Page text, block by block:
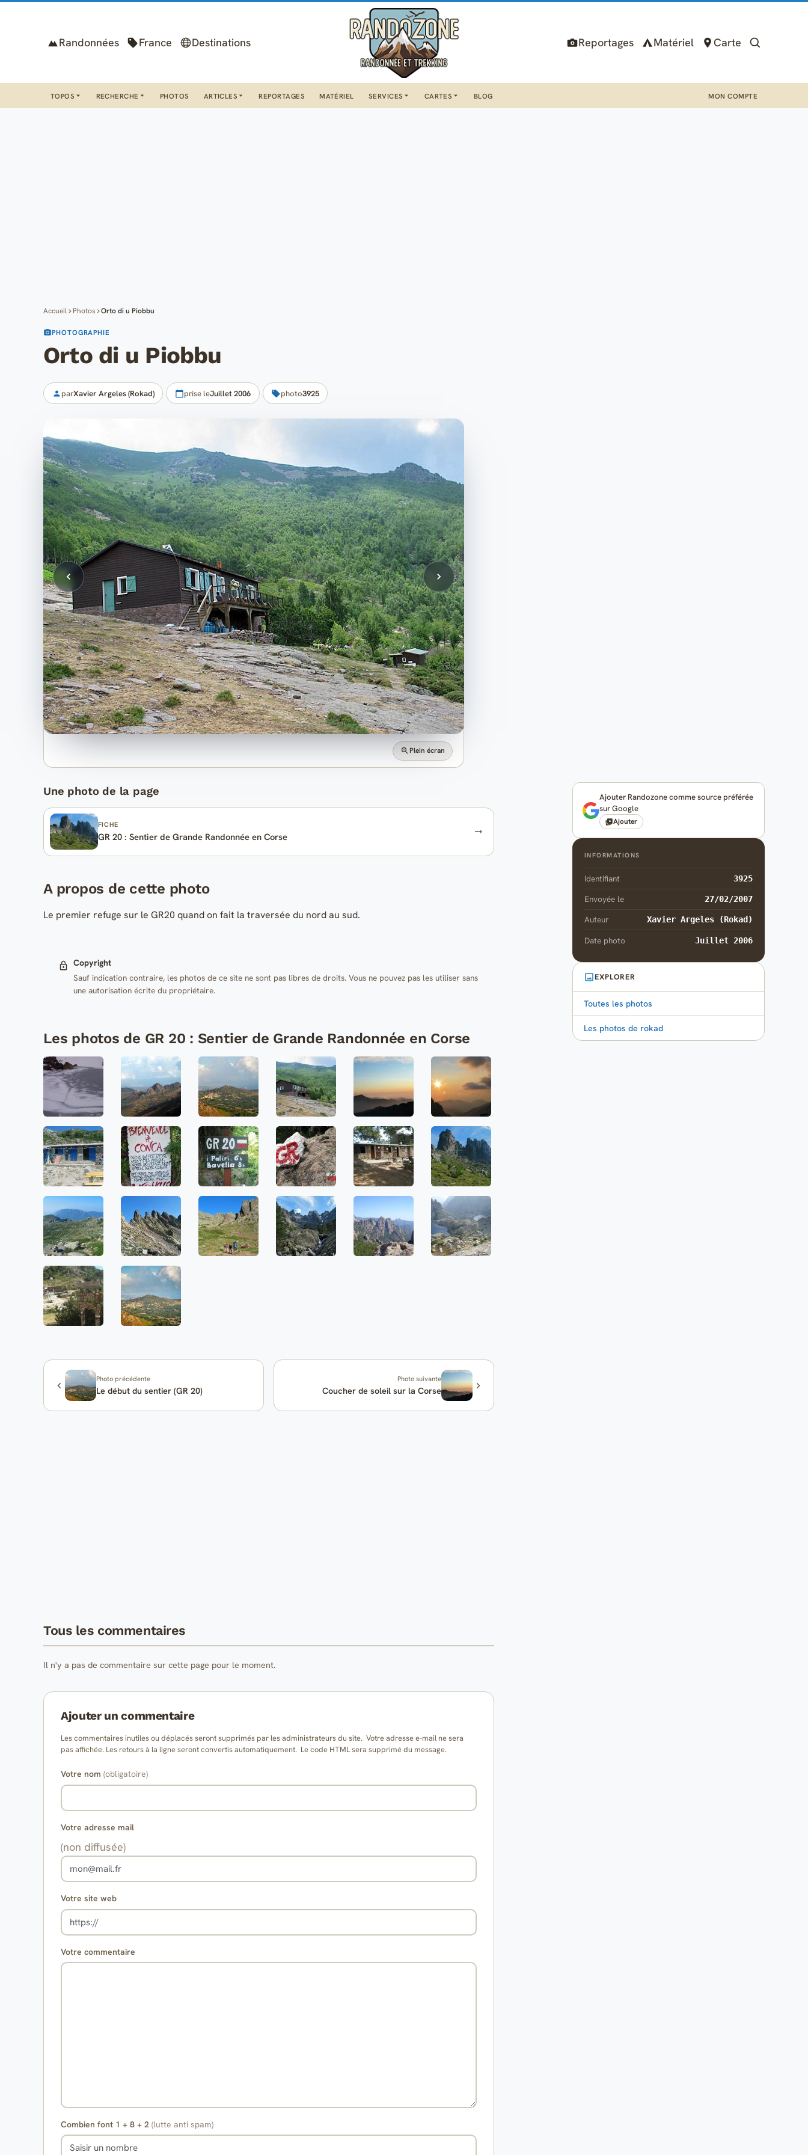
Randonnées France Destinations Reportages Matériel Carte
TOPOS RECHERCHE PHOTOS ARTICLES REPORTAGES MATÉRIEL SERVICES CARTES BLOG MON COMPTE
Accueil Photos Orto di u Piobbu
PHOTOGRAPHIE
Orto di u Piobbu
parXavier Argeles (Rokad) prise leJuillet 2006 photo3925
Plein écran
Une photo de la page
FICHE
GR 20 : Sentier de Grande Randonnée en Corse
A propos de cette photo
Le premier refuge sur le GR20 quand on fait la traversée du nord au sud.
Copyright
Sauf indication contraire, les photos de ce site ne sont pas libres de droits. Vous ne pouvez pas les utiliser sans
une autorisation écrite du propriétaire.
Les photos de GR 20 : Sentier de Grande Randonnée en Corse
Photo précédente
Le début du sentier (GR 20)
Photo suivante
Coucher de soleil sur la Corse
Tous les commentaires
Il n'y a pas de commentaire sur cette page pour le moment.
Ajouter un commentaire
Les commentaires inutiles ou déplacés seront supprimés par les administrateurs du site. Votre adresse e-mail ne sera
pas affichée. Les retours à la ligne seront convertis automatiquement. Le code HTML sera supprimé du message.
Votre nom (obligatoire)
Votre adresse mail
(non diffusée)
Votre site web
Votre commentaire
Combien font 1 + 8 + 2 (lutte anti spam)
Ajouter Randozone comme source préférée
sur Google
Ajouter
INFORMATIONS
Identifiant 3925
Envoyée le 27/02/2007
Auteur Xavier Argeles (Rokad)
Date photo Juillet 2006
EXPLORER
Toutes les photos
Les photos de rokad